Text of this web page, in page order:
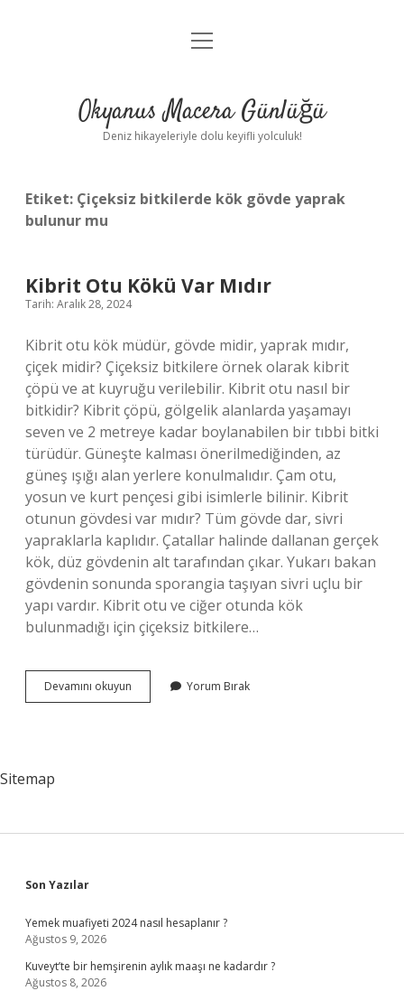
Anasayfa
Yasal Uyarı
menüyü
Okyanus Macera Günlüğü
Deniz hikayeleriyle dolu keyifli yolculuk!
Etiket: Çiçeksiz bitkilerde kök gövde yaprak
bulunur mu
Kibrit Otu Kökü Var Mıdır
Tarih: Aralık 28, 2024
Kibrit otu kök müdür, gövde midir, yaprak mıdır,
çiçek midir? Çiçeksiz bitkilere örnek olarak kibrit
çöpü ve at kuyruğu verilebilir. Kibrit otu nasıl bir
bitkidir? Kibrit çöpü, gölgelik alanlarda yaşamayı
seven ve 2 metreye kadar boylanabilen bir tıbbi bitki
türüdür. Güneşte kalması önerilmediğinden, az
güneş ışığı alan yerlere konulmalıdır. Çam otu,
yosun ve kurt pençesi gibi isimlerle bilinir. Kibrit
otunun gövdesi var mıdır? Tüm gövde dar, sivri
yapraklarla kaplıdır. Çatallar halinde dallanan gerçek
kök, düz gövdenin alt tarafından çıkar. Yukarı bakan
gövdenin sonunda sporangia taşıyan sivri uçlu bir
yapı vardır. Kibrit otu ve ciğer otunda kök
bulunmadığı için çiçeksiz bitkilere…
Devamını okuyun
Otu
Yorum Bırak
Sitemap
Sidebar
Son Yazılar
Yemek muafiyeti 2024 nasıl hesaplanır ?
Ağustos 9, 2026
Kuveyt’te bir hemşirenin aylık maaşı ne kadardır ?
Ağustos 8, 2026